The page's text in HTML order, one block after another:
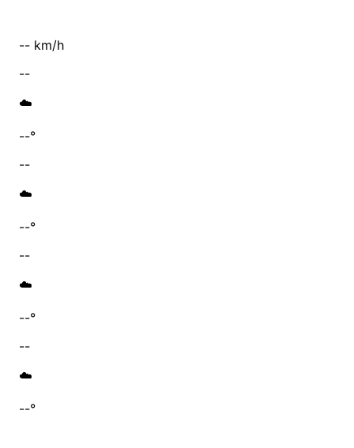
-- km/h
--
☁️
--°
--
☁️
--°
--
☁️
--°
--
☁️
--°